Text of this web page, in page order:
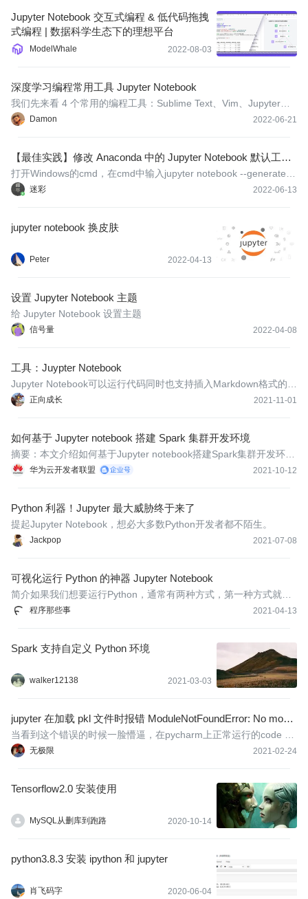
Jupyter Notebook 交互式编程 & 低代码拖拽
式编程 | 数据科学生态下的理想平台
ModelWhale 2022-08-03
深度学习编程常用工具 Jupyter Notebook
Damon 2022-06-21
我们先来看 4 个常用的编程工具：Sublime Text、Vim、Jupyter。
虽然我介绍的是 Jupyter，但并不是要求你必须使用它，你也可以根
【最佳实践】修改 Anaconda 中的 Jupyter Notebook 默认工作
路径
迷彩 2022-06-13
打开Windows的cmd，在cmd中输入jupyter notebook --generate-c
onfig如下图：
jupyter notebook 换皮肤
Peter 2022-04-13
设置 Jupyter Notebook 主题
信号量 2022-04-08
给 Jupyter Notebook 设置主题
工具：Juypter Notebook
正向成长 2021-11-01
Jupyter Notebook可以运行代码同时也支持插入Markdown格式的文
本，是Python代码执行和友好的一款工具，本文是针对该工具使用
如何基于 Jupyter notebook 搭建 Spark 集群开发环境
华为云开发者联盟 2021-10-12
摘要：本文介绍如何基于Jupyter notebook搭建Spark集群开发环
境。
Python 利器！Jupyter 最大威胁终于来了
Jackpop 2021-07-08
提起Jupyter Notebook，想必大多数Python开发者都不陌生。
可视化运行 Python 的神器 Jupyter Notebook
程序那些事 2021-04-13
简介如果我们想要运行Python，通常有两种方式，第一种方式就是
在Python或者IPython的解释器环境中进行交互式运行，还有一种方
Spark 支持自定义 Python 环境
walker12138 2021-03-03
jupyter 在加载 pkl 文件时报错 ModuleNotFoundError: No modul
e named 'pandas.core.internals.managers'; '的解决方法
无极限 2021-02-24
当看到这个错误的时候一脸懵逼，在pycharm上正常运行的code 放
在jupyter就不成了，于是就研究一翻。
Tensorflow2.0 安装使用
MySQL从删库到跑路 2020-10-14
python3.8.3 安装 ipython 和 jupyter
肖飞码字 2020-06-04